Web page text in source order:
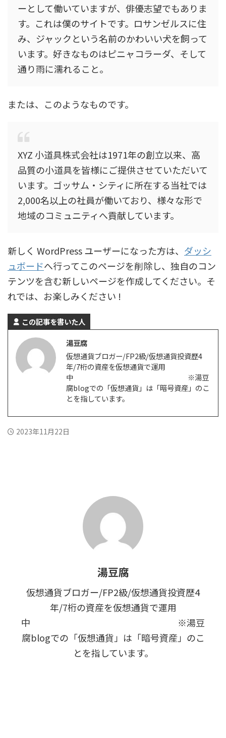
ーとして働いていますが、俳優志望でもありま
す。これは僕のサイトです。ロサンゼルスに住
み、ジャックという名前のかわいい犬を飼って
います。好きなものはピニャコラーダ、そして
通り雨に濡れること。
または、このようなものです。
XYZ 小道具株式会社は1971年の創立以来、高
品質の小道具を皆様にご提供させていただいて
います。ゴッサム・シティに所在する当社では
2,000名以上の社員が働いており、様々な形で
地域のコミュニティへ貢献しています。
新しく WordPress ユーザーになった方は、 ダッシ
ュボードへ行ってこのページを削除し、独自のコン
テンツを含む新しいページを作成してください。そ
れでは、お楽しみください !
この記事を書いた人
湯豆腐
仮想通貨ブロガー/FP2級/仮想通貨投資歴4
年/7桁の資産を仮想通貨で運用
中 ※湯豆
腐blogでの「仮想通貨」は「暗号資産」のこ
とを指しています。
2023年11月22日
湯豆腐
仮想通貨ブロガー/FP2級/仮想通貨投資歴4
年/7桁の資産を仮想通貨で運用
中 ※湯豆
腐blogでの「仮想通貨」は「暗号資産」のこ
とを指しています。